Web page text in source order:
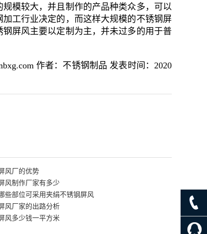
模较大，并且制作的产品种类众多，可以
工行业决定的，而这样大规模的不锈钢屏
屏风主要以定制为主，并未过多的用于普
作者：不锈钢制品 发表时间：2020
风厂的优势
风制作厂家有多少
些部位可采用夹绢不锈钢屏风
风厂家的出路分析
风多少钱一平方米